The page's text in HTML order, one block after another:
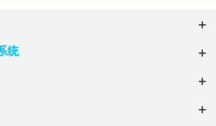
+
统 +
+
+